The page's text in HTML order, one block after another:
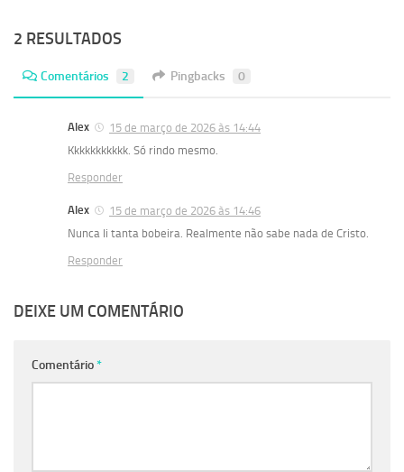
2 RESULTADOS
Comentários 2 Pingbacks 0
Alex
15 de março de 2026 às 14:44
Kkkkkkkkkkk. Só rindo mesmo.
Responder
Alex
15 de março de 2026 às 14:46
Nunca li tanta bobeira. Realmente não sabe nada de Cristo.
Responder
DEIXE UM COMENTÁRIO
Comentário*